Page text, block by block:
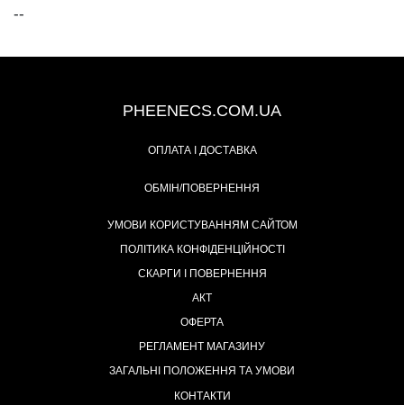
--
PHEENECS.COM.UA
ОПЛАТА І ДОСТАВКА
ОБМІН/ПОВЕРНЕННЯ
УМОВИ КОРИСТУВАННЯМ САЙТОМ
ПОЛІТИКА КОНФІДЕНЦІЙНОСТІ
СКАРГИ І ПОВЕРНЕННЯ
АКТ
ОФЕРТА
РЕГЛАМЕНТ МАГАЗИНУ
ЗАГАЛЬНІ ПОЛОЖЕННЯ ТА УМОВИ
КОНТАКТИ